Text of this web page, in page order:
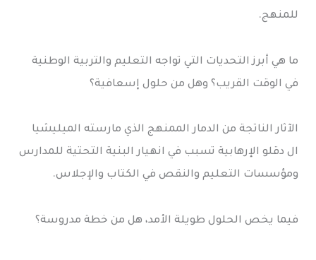
للمنهج.
ما هي أبرز التحديات التي تواجه التعليم والتربية الوطنية
في الوقت القريب؟ وهل من حلول إسعافية؟
الآثار الناتجة من الدمار الممنهج الذي مارسته الميليشيا
ال دقلو الإرهابية تسبب في انهيار البنية التحتية للمدارس
ومؤسسات التعليم والنقص في الكتاب والإجلاس.
فيما يخص الحلول طويلة الأمد، هل من خطة مدروسة؟